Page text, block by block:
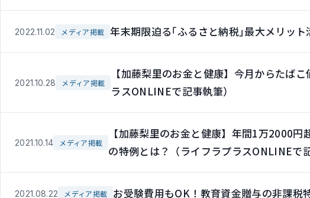
2022.11.02 メディア掲載 年末期限迫る｢ふるさと納税｣最大メリット
2021.10.28 メディア掲載
【加藤梨里のお金と健康】今月からたば
ラスONLINEで記事執筆）
2021.10.14 メディア掲載
【加藤梨里のお金と健康】年間1万2000
の特例とは？（ライフラプラスONLINEで
2021.08.22 メディア掲載 お受験費用もOK！教育資金贈与の非課税